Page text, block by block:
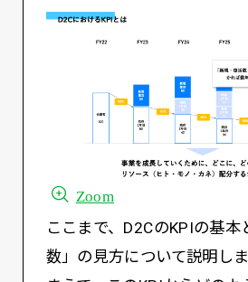
Zoom
ここまで、D2CのKPIの基本
数」の見方について説明し